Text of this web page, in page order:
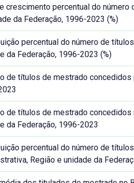
crescimento percentual do
da Federação, 1996-2023 (%)
percentual do número de
da Federação, 1996-2023 (%)
de títulos de mestrado concedidos
de títulos de mestrado
da Federação, 1996-2023
percentual do número de
Região e unidade da